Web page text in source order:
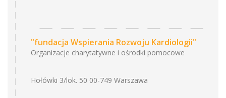
"fundacja Wspierania Rozwoju Kardiologii"
Organizacje charytatywne i ośrodki pomocowe
Hołówki 3/lok. 50 00-749 Warszawa